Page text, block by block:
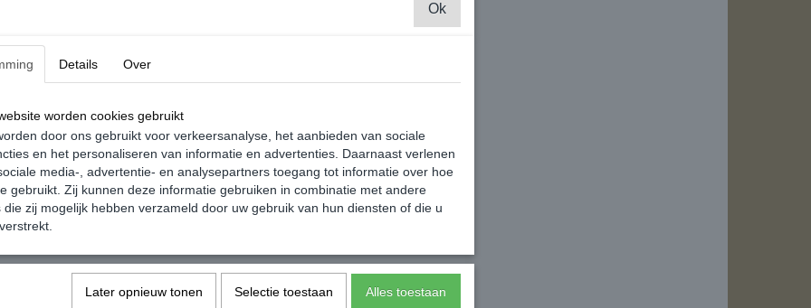
Ok
Details Over
worden cookies gebruikt
door ons gebruikt voor verkeersanalyse, het aanbieden van sociale
en het personaliseren van informatie en advertenties. Daarnaast verlenen
media-, advertentie- en analysepartners toegang tot informatie over hoe
gebruikt. Zij kunnen deze informatie gebruiken in combinatie met andere
die zij mogelijk hebben verzameld door uw gebruik van hun diensten of die u
Later opnieuw tonen Selectie toestaan Alles toestaan